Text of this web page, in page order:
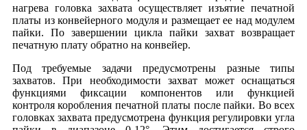
нагрева головка захвата осуществляет изъятие печатной
платы из конвейерного модуля и размещает ее над модулем
пайки. По завершении цикла пайки захват возвращает
печатную плату обратно на конвейер.
Под требуемые задачи предусмотрены разные типы
захватов. При необходимости захват может оснащаться
функциями фиксации компонентов или функцией
контроля коробления печатной платы после пайки. Во всех
головках захвата предусмотрена функция регулировки угла